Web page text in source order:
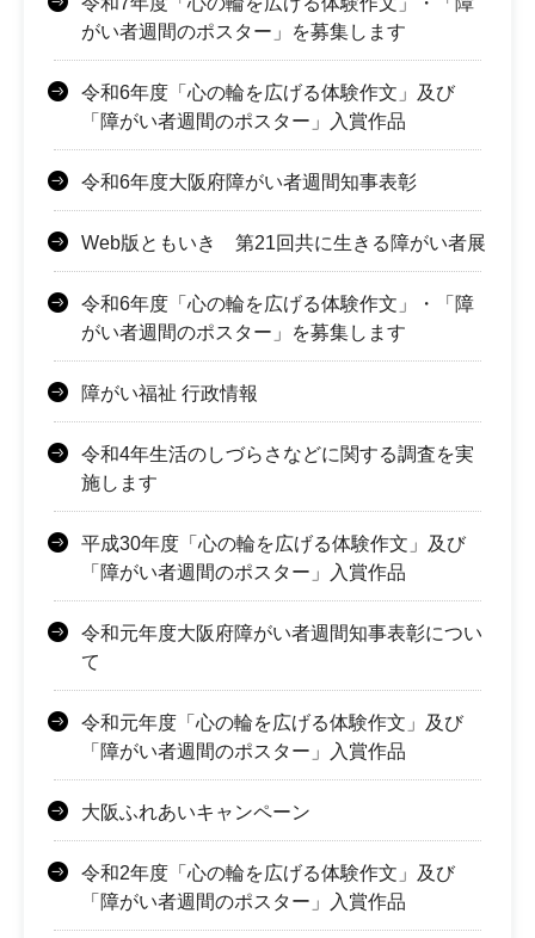
がい者週間のポスター」を募集します
令和6年度「心の輪を広げる体験作文」及び
「障がい者週間のポスター」入賞作品
令和6年度大阪府障がい者週間知事表彰
Web版ともいき 第21回共に生きる障がい者展
令和6年度「心の輪を広げる体験作文」・「障
がい者週間のポスター」を募集します
障がい福祉 行政情報
令和4年生活のしづらさなどに関する調査を実
施します
平成30年度「心の輪を広げる体験作文」及び
「障がい者週間のポスター」入賞作品
令和元年度大阪府障がい者週間知事表彰につい
て
令和元年度「心の輪を広げる体験作文」及び
「障がい者週間のポスター」入賞作品
大阪ふれあいキャンペーン
令和2年度「心の輪を広げる体験作文」及び
「障がい者週間のポスター」入賞作品